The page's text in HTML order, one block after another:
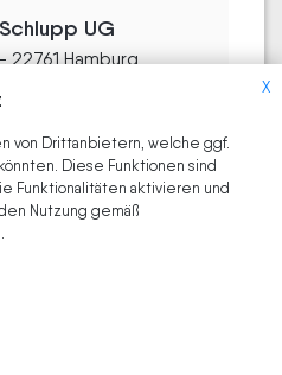
UG
22761 Hamburg
Details
MOTORRAD.
seit 1971
Hamburg
X
von Drittanbietern, welche ggf.
Diese Funktionen sind
Funktionalitäten aktivieren und
Nutzung gemäß